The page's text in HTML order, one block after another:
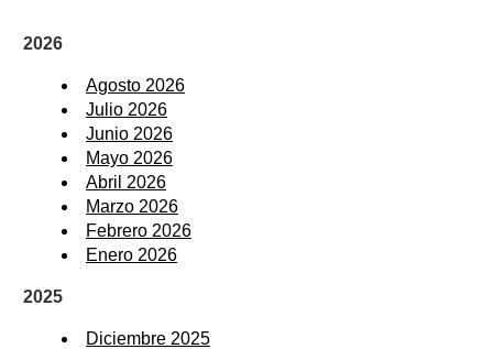
2026
Agosto 2026
Julio 2026
Junio 2026
Mayo 2026
Abril 2026
Marzo 2026
Febrero 2026
Enero 2026
2025
Diciembre 2025